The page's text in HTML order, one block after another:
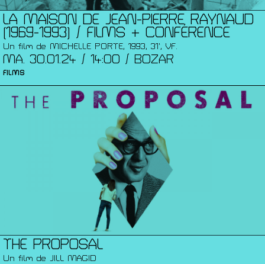
LA MAISON DE JEAN-PIERRE RAYNAUD
(1969-1993) / FILMS + CONFÉRENCE
Un film de MICHELLE PORTE, 1993, 31’, VF.
MA. 30.01.24 / 14:00 / BOZAR
FILMS
THE PROPOSAL
Un film de JILL MAGID